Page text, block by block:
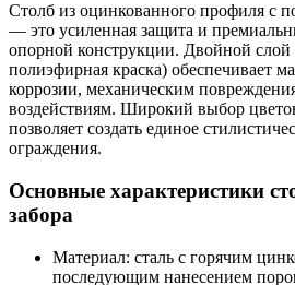
Столб из оцинкованного профиля с
— это усиленная защита и
опорной конструкции. Двойной
полиэфирная краска) обеспечивает
коррозии, механическим
воздействиям. Широкий выбор
позволяет создать единое
ограждения.
Основные характеристики
забора
Материал: сталь с горячим
последующим нанесением